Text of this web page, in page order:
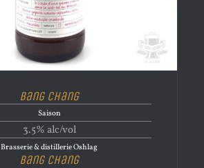
Bang Chang
Saison
3.5% alc/vol
Brasserie & distillerie Oshlag
Bang Chang